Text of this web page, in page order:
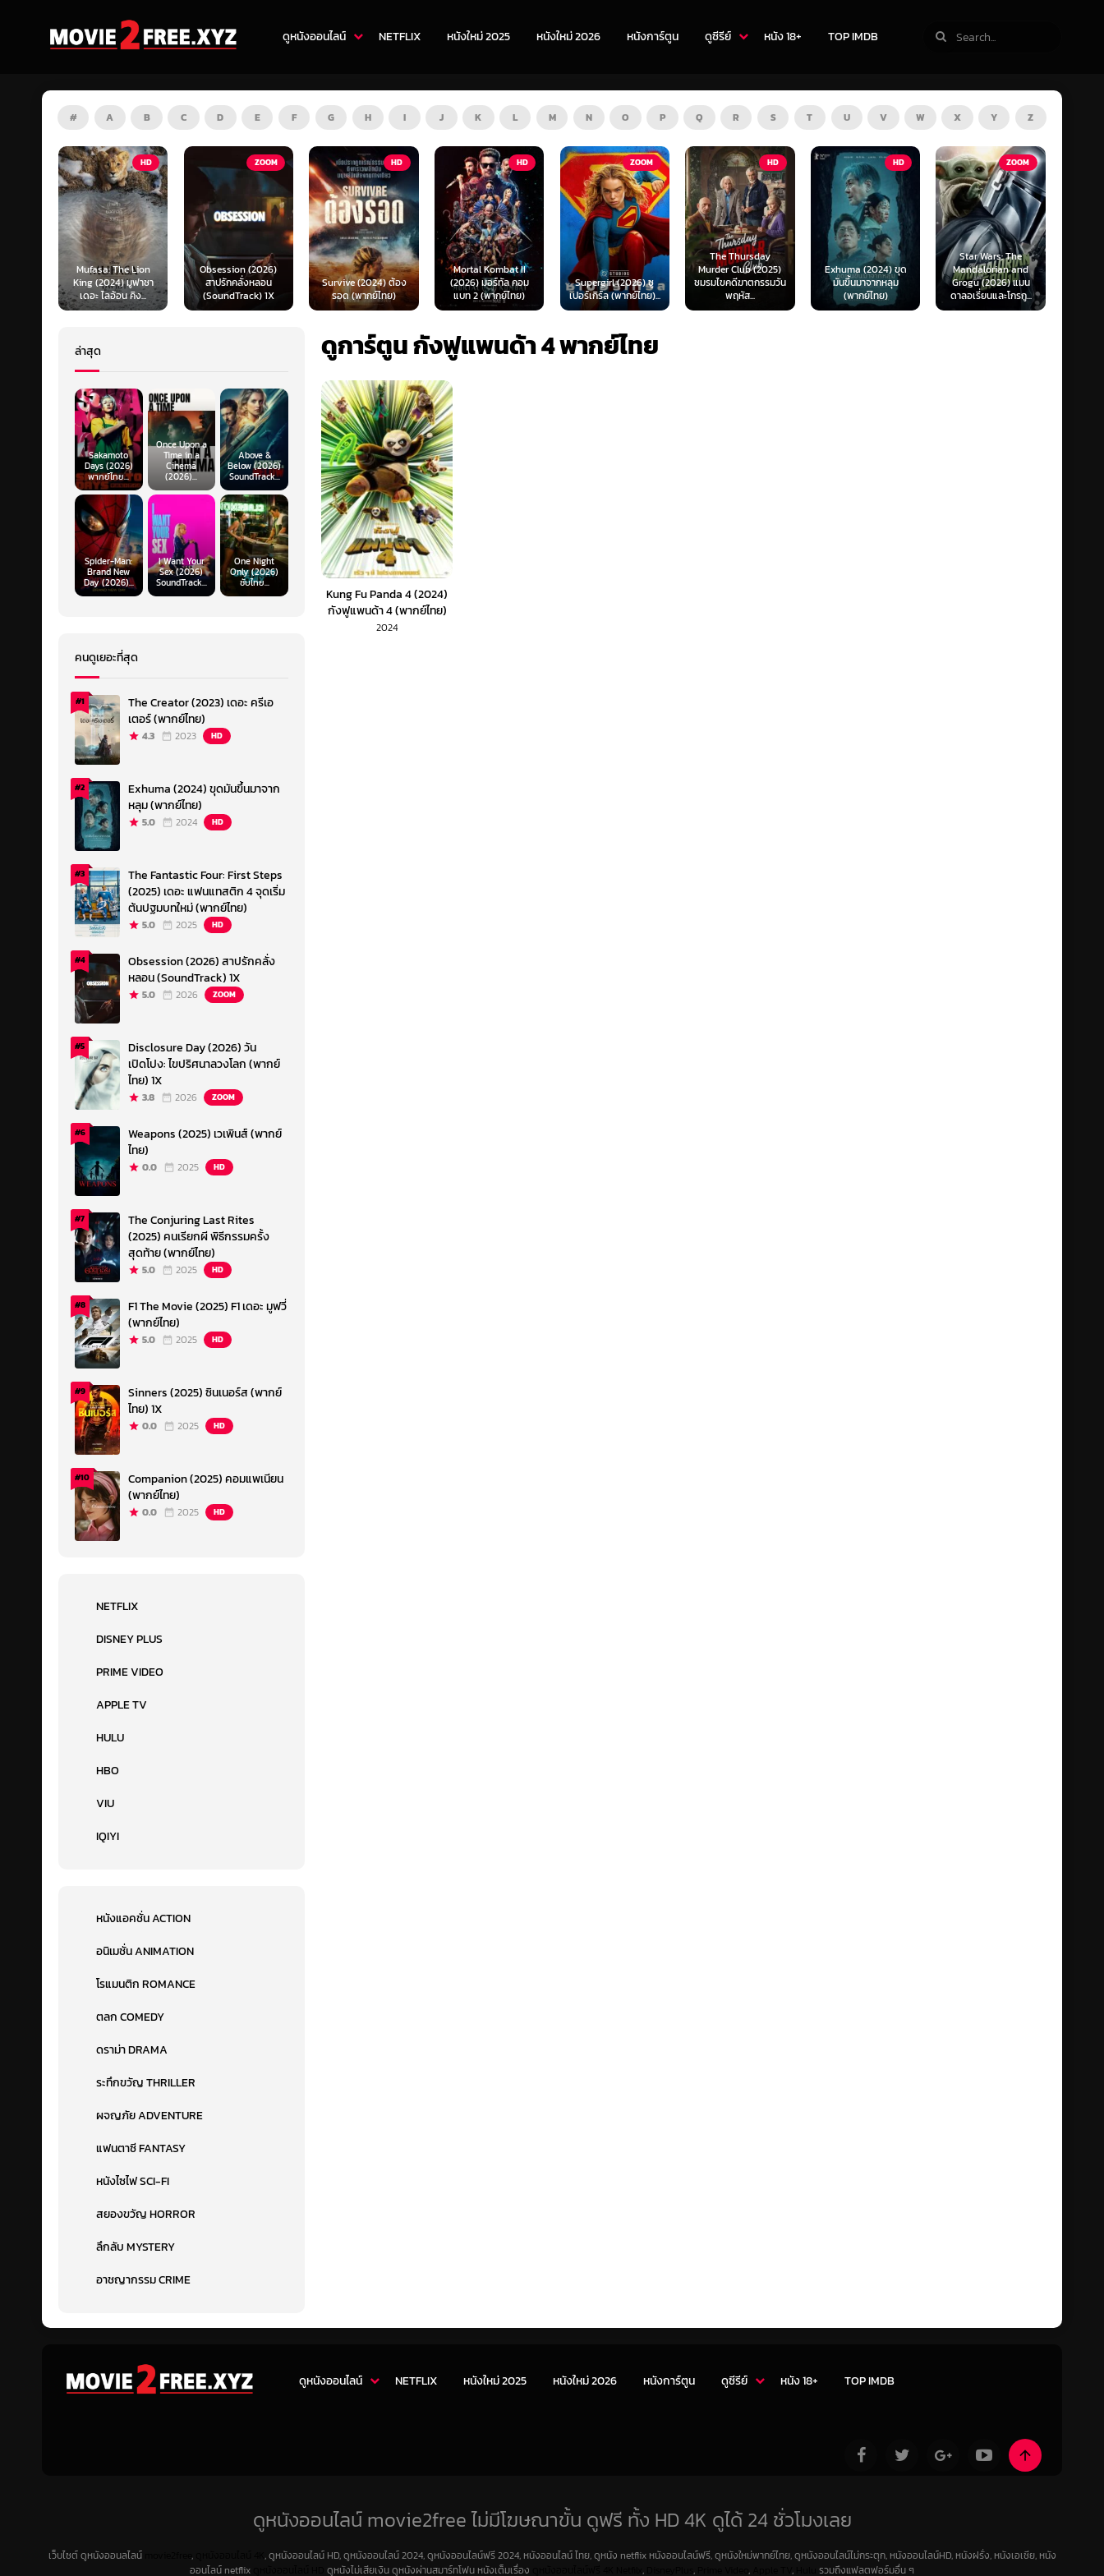
ดูหนังออนไลน์ NETFLIX หนังใหม่ 2025 หนังใหม่ 2026 หนังการ์ตูน ดูซีรีย์ หนัง 18+ TOP IMDB
# A B C D E F G H I J K L M N O P Q R S T U V W X Y Z
HD
(2024) มูฟาซา
อะ ไลอ้อน คิง...
Obsession (2026)
สาปรักคลั่งหลอน
(SoundTrack) 1X
HD
Survive (2024) ต้อง
รอด (พากย์ไทย)
Mortal Kombat II
(2026) มอร์ทัล คอม
แบท 2 (พากย์ไทย)
ZOOM
Supergirl (2026) ซู
เปอร์เกิร์ล (พากย์ไทย)...
HD
The Thursday
Murder Club (2025)
ชมรมไขคดีฆาตกรรมวัน
พฤหัส...
HD
Exhuma (2024) ขุด
มันขึ้นมาจากหลุม
ZOOM
Star Wars: The
Mandalorian and
Grogu (2026) แมน
ดาลอเรี่ยนและโกรกู...
TV
The Last of Us
Season 1-2 (2025)
เดอะ ลาสต์ ออฟ อัส
ดูการ์ตูน กังฟูแพนด้า 4 พากย์ไทย
Kung Fu Panda 4 (2024)
กังฟูแพนด้า 4 (พากย์ไทย)
2024
ล่าสุด
Sakamoto
Days (2026)
พากย์ไทย...
Once Upon a
Time in a
Cinema
(2026)...
Above &
Below (2026)
SoundTrack...
Spider-Man:
Brand New
Day (2026)...
I Want Your
Sex (2026)
SoundTrack...
One Night
Only (2026)
ซับไทย...
คนดูเยอะที่สุด
#1
The Creator (2023) เดอะ ครีเอ
เตอร์ (พากย์ไทย)
4.3 2023 HD
#2
Exhuma (2024) ขุดมันขึ้นมาจาก
หลุม (พากย์ไทย)
5.0 2024 HD
#3
The Fantastic Four: First Steps
(2025) เดอะ แฟนแทสติก 4 จุดเริ่ม
ต้นปฐมบทใหม่ (พากย์ไทย)
5.0 2025 HD
#4
Obsession (2026) สาปรักคลั่ง
หลอน (SoundTrack) 1X
5.0 2026 ZOOM
#5
Disclosure Day (2026) วัน
เปิดโปง: ไขปริศนาลวงโลก (พากย์
ไทย) 1X
3.8 2026 ZOOM
#6
Weapons (2025) เวเพินส์ (พากย์
ไทย)
0.0 2025 HD
#7
The Conjuring Last Rites
(2025) คนเรียกผี พิธีกรรมครั้ง
สุดท้าย (พากย์ไทย)
5.0 2025 HD
#8
F1 The Movie (2025) F1 เดอะ มูฟวี่
(พากย์ไทย)
5.0 2025 HD
#9
Sinners (2025) ซินเนอร์ส (พากย์
ไทย) 1X
0.0 2025 HD
#10
Companion (2025) คอมแพเนียน
(พากย์ไทย)
0.0 2025 HD
NETFLIX
DISNEY PLUS
PRIME VIDEO
APPLE TV
HULU
HBO
VIU
IQIYI
หนังแอคชั่น ACTION
อนิเมชั่น ANIMATION
โรแมนติก ROMANCE
ตลก COMEDY
ดราม่า DRAMA
ระทึกขวัญ THRILLER
ผจญภัย ADVENTURE
แฟนตาซี FANTASY
หนังไซไฟ SCI-FI
สยองขวัญ HORROR
ลึกลับ MYSTERY
อาชญากรรม CRIME
ดูหนังออนไลน์ NETFLIX หนังใหม่ 2025 หนังใหม่ 2026 หนังการ์ตูน ดูซีรีย์ หนัง 18+ TOP IMDB
ดูหนังออนไลน์ movie2free ไม่มีโฆษณาขั้น ดูฟรี ทั้ง HD 4K ดูได้ 24 ชั่วโมงเลย
เว็บไซต์ ดูหนังออนลไลน์ ,
, ดูหนังออนไลน์ HD, ดูหนังออนไลน์ 2024, ดูหนังออนไลน์ฟรี 2024, หนังออนไลน์ ไทย, ดูหนัง netflix หนังออนไลน์ฟรี, ดูหนังใหม่พากย์ไทย, ดูหนังออนไลน์ไม่กระตุก, หนังออนไลน์HD, หนังฝรั่ง, หนังเอเชีย, หนัง
ออนไลน์ netflix
ดูหนังไม่เสียเงิน ดูหนังผ่านสมาร์ทโฟน หนังเต็มเรื่อง , , , , รวมถึงแฟลตฟอร์มอื่น ๆ